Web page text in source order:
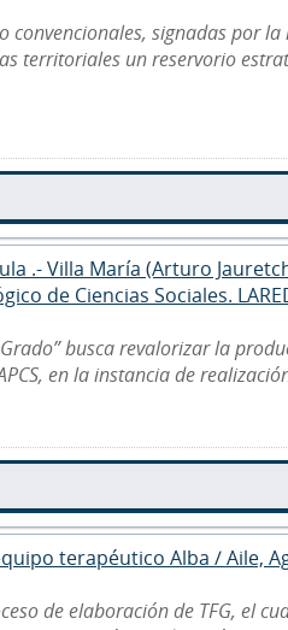
convencionales, signadas por
territoriales un reservorio
.- Villa María (Arturo
de Ciencias Sociales.
busca revalorizar la
en la instancia de
terapéutico Alba / Aile,
de elaboración de TFG, el